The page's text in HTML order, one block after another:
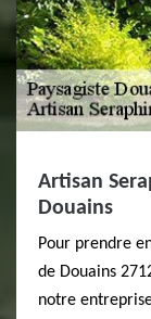
Artisan
Douains
Pour prendre
de Douains
notre